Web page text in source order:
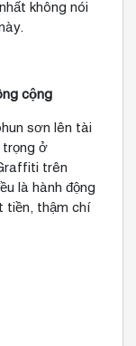
không nói
cộng
sơn lên tài
trọng ở
trên
là hành động
tiền, thậm chí